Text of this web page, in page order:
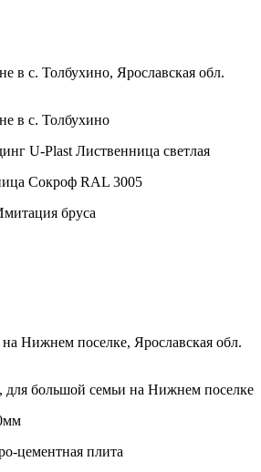
в с. Толбухино, Ярославская обл.
в с. Толбухино
U-Plast Лиственница светлая
Сокроф RAL 3005
бруса
Нижнем поселке, Ярославская обл.
большой семьи на Нижнем поселке
цементная плита